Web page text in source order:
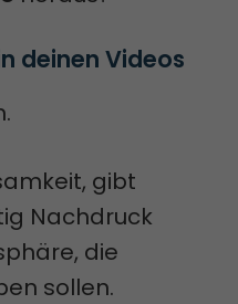
deinen Videos
gibt
Nachdruck
die
sollen.